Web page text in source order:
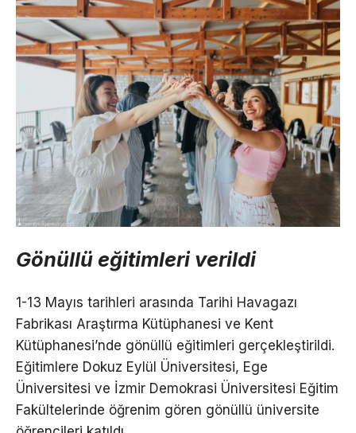
Gönüllü eğitimleri verildi
1-13 Mayıs tarihleri arasında Tarihi Havagazı
Fabrikası Araştırma Kütüphanesi ve Kent
Kütüphanesi’nde gönüllü eğitimleri gerçekleştirildi.
Eğitimlere Dokuz Eylül Üniversitesi, Ege
Üniversitesi ve İzmir Demokrasi Üniversitesi Eğitim
Fakültelerinde öğrenim gören gönüllü üniversite